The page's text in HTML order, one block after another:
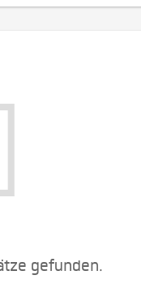
gefunden.